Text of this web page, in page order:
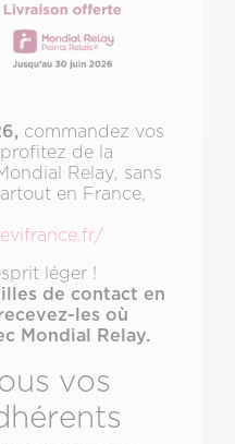
commandez vos
de la
Relay, sans
en France,
léger !
de contact en
les où
Mondial Relay.
vos